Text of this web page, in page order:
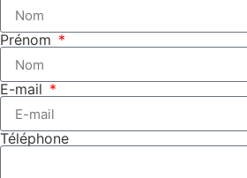
Prénom
E-mail
Téléphone